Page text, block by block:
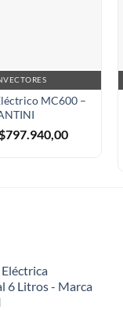
MC600 –
El797.940,00El
6 Litros - Marca